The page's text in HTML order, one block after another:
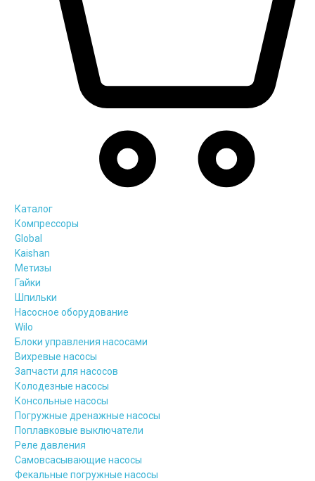
Каталог
Компрессоры
Global
Kaishan
Метизы
Гайки
Шпильки
Насосное оборудование
Wilo
Блоки управления насосами
Вихревые насосы
Запчасти для насосов
Колодезные насосы
Консольные насосы
Погружные дренажные насосы
Поплавковые выключатели
Реле давления
Самовсасывающие насосы
Фекальные погружные насосы